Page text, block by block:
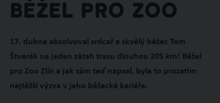
běžel pro zoo
17. dubna absolvoval srdcař a skvělý běžec Tom
Štverák na jeden zátah trasu dlouhou 205 km! Běžel
pro Zoo Zlín a jak sám teď napsal, byla to prozatím
nejtěžší výzva v jeho běžecké kariéře.